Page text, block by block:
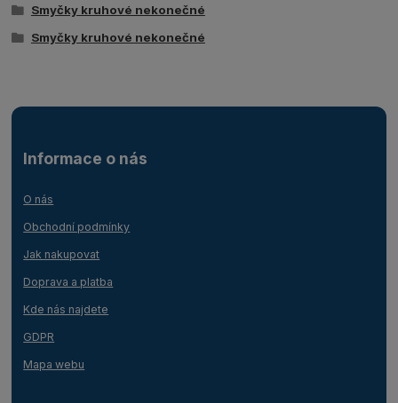
Smyčky kruhové nekonečné
Smyčky kruhové nekonečné
Informace o nás
O nás
Obchodní podmínky
Jak nakupovat
Doprava a platba
Kde nás najdete
GDPR
Mapa webu